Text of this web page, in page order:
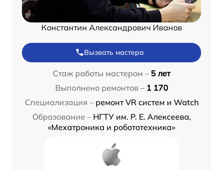
Константин Александрович Иванов
Вызвать мастера
Стаж работы мастером – 5 лет
Выполнено ремонтов – 1 170
Специализация – ремонт VR систем и Watch
Образование – НГТУ им. Р. Е. Алексеева,
«Мехатроника и робототехника»